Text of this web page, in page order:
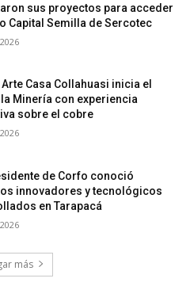
sus proyectos para acceder
Capital Semilla de Sercotec
Casa Collahuasi inicia el
la Minería con experiencia
sobre el cobre
de Corfo conoció
innovadores y tecnológicos
en Tarapacá
más